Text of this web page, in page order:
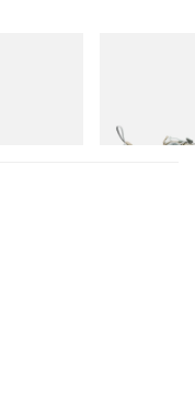
立即購入